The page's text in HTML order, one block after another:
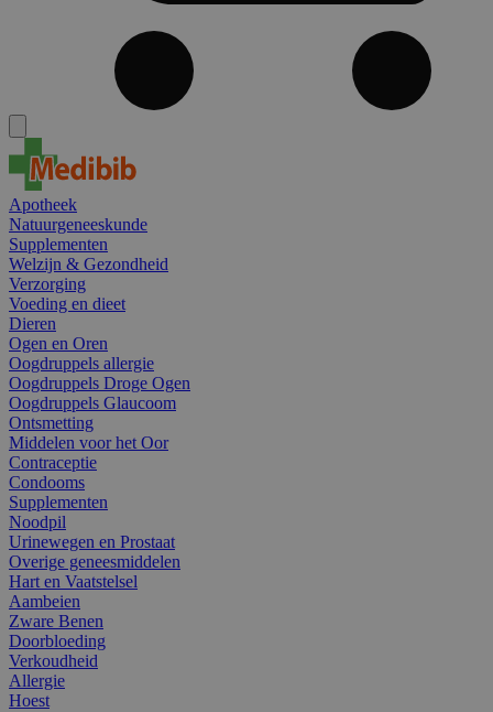
Apotheek
Natuurgeneeskunde
Supplementen
Welzijn & Gezondheid
Verzorging
Voeding en dieet
Dieren
Ogen en Oren
Oogdruppels allergie
Oogdruppels Droge Ogen
Oogdruppels Glaucoom
Ontsmetting
Middelen voor het Oor
Contraceptie
Condooms
Supplementen
Noodpil
Urinewegen en Prostaat
Overige geneesmiddelen
Hart en Vaatstelsel
Aambeien
Zware Benen
Doorbloeding
Verkoudheid
Allergie
Hoest